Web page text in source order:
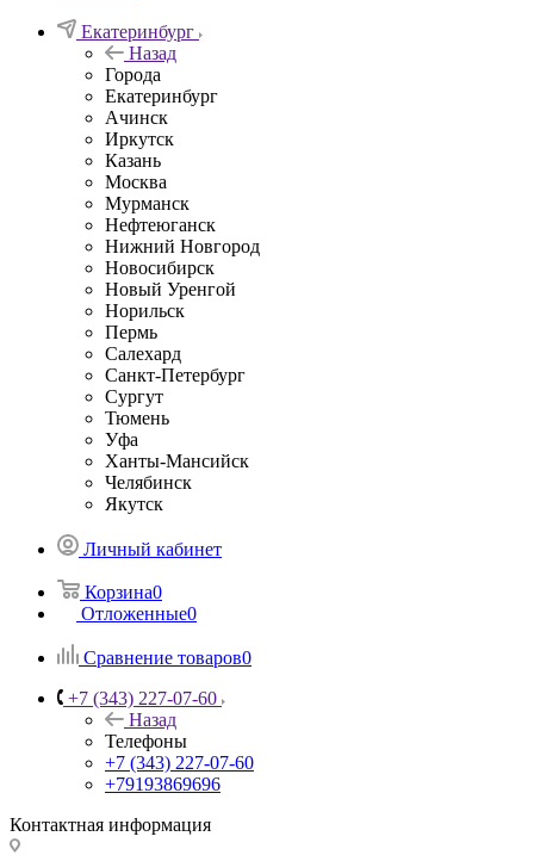
Екатеринбург
Назад
Города
Екатеринбург
Ачинск
Иркутск
Казань
Москва
Мурманск
Нефтеюганск
Нижний Новгород
Новосибирск
Новый Уренгой
Норильск
Пермь
Салехард
Санкт-Петербург
Сургут
Тюмень
Уфа
Ханты-Мансийск
Челябинск
Якутск
Личный кабинет
Корзина0
Отложенные0
Сравнение товаров0
+7 (343) 227-07-60
Назад
Телефоны
+7 (343) 227-07-60
+79193869696
Контактная информация